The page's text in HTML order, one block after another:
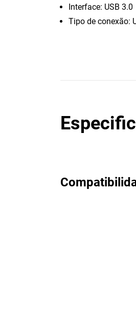
Interface: USB 3.0
Tipo de conexão: